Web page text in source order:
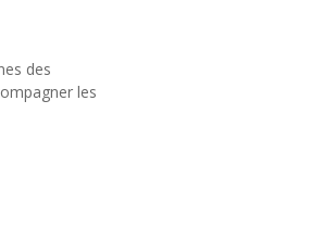
des
les